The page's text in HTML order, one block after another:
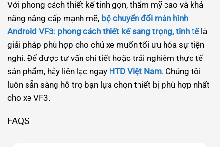
Với phong cách thiết kế tinh gọn, thẩm mỹ cao và khả
năng nâng cấp mạnh mẽ, bộ chuyển đổi màn hình
Android VF3: phong cách thiết kế sang trọng, tinh tếlà
giải pháp phù hợp cho chủ xe muốn tối ưu hóa sự tiện
nghi. Để được tư vấn chi tiết hoặc trải nghiệm thực tế
sản phẩm, hãy liên lạc ngay HTD Việt Nam. Chúng tôi
luôn sẵn sàng hỗ trợ bạn lựa chọn thiết bị phù hợp nhất
cho xe VF3.
FAQS